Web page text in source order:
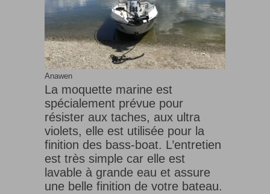
Anawen
La moquette marine est
spécialement prévue pour
résister aux taches, aux ultra
violets, elle est utilisée pour la
finition des bass-boat. L’entretien
est très simple car elle est
lavable à grande eau et assure
une belle finition de votre bateau.